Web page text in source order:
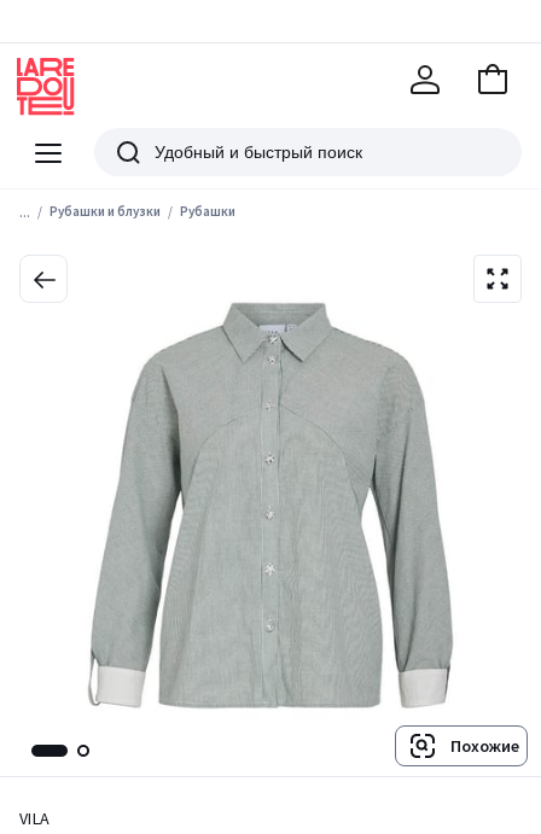
Меню
Redoute
Поиск
В
... Рубашки и блузки Рубашки
Похожие
VILA